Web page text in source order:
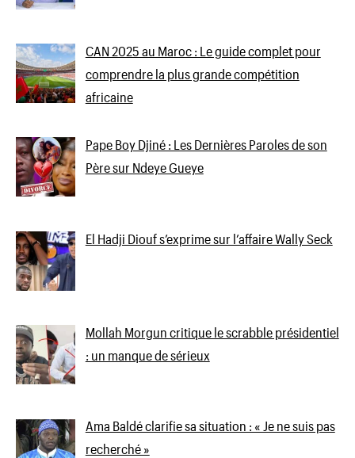
CAN 2025 au Maroc : Le guide complet pour
comprendre la plus grande compétition
africaine
Pape Boy Djiné : Les Dernières Paroles de son
Père sur Ndeye Gueye
El Hadji Diouf s’exprime sur l’affaire Wally Seck
Mollah Morgun critique le scrabble présidentiel
: un manque de sérieux
Ama Baldé clarifie sa situation : « Je ne suis pas
recherché »